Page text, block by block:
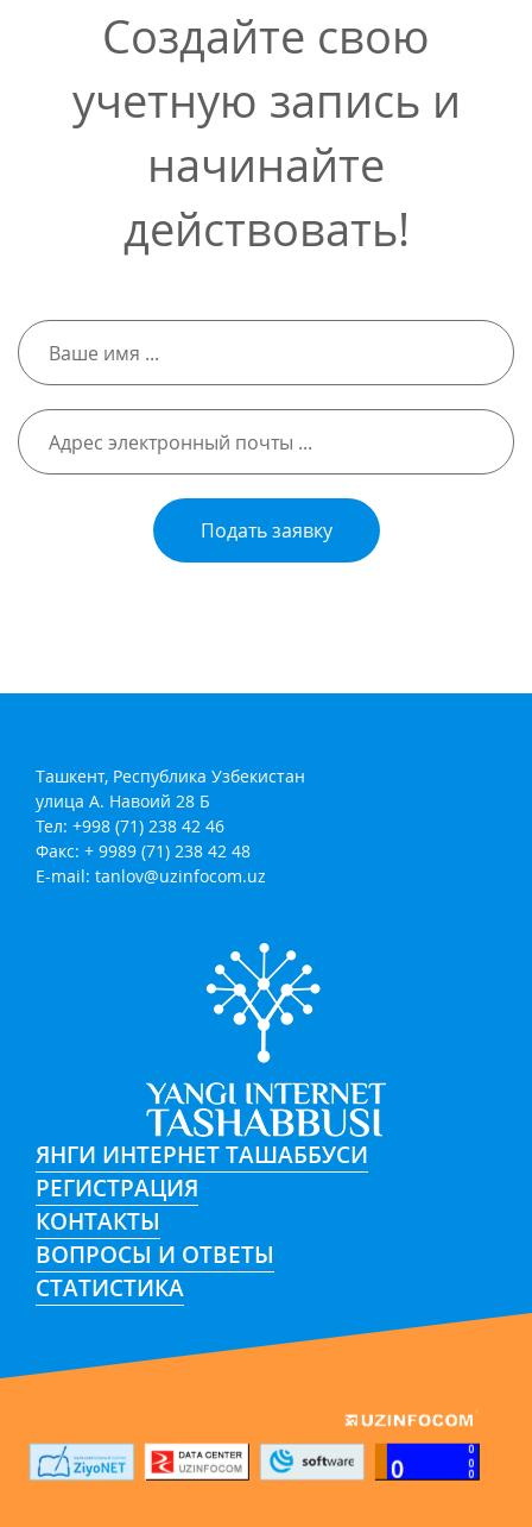
Создайте свою
учетную запись и
начинайте
действовать!
Подать заявку
Ташкент, Республика Узбекистан
улица А. Навоий 28 Б
Тел: +998 (71) 238 42 46
Факс: + 9989 (71) 238 42 48
E-mail: tanlov@uzinfocom.uz
ЯНГИ ИНТЕРНЕТ ТАШАББУСИ
РЕГИСТРАЦИЯ
КОНТАКТЫ
ВОПРОСЫ И ОТВЕТЫ
СТАТИСТИКА